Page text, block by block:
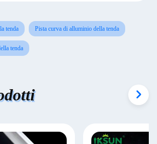
tenda Pista curva di alluminio della tenda
tenda